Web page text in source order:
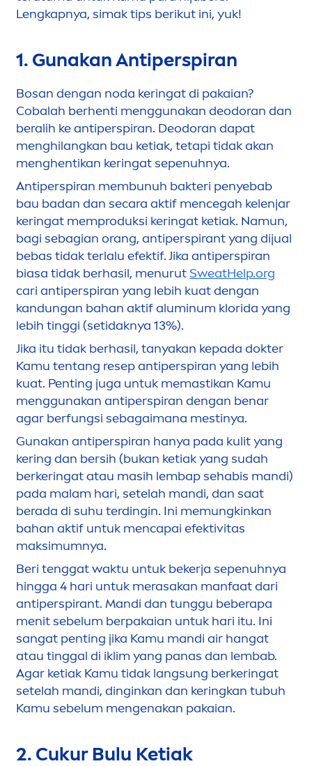
Lengkapnya, simak tips berikut ini, yuk!
1. Gunakan Antiperspiran
Bosan dengan noda keringat di pakaian?
Cobalah berhenti menggunakan deodoran dan
beralih ke antiperspiran. Deodoran dapat
menghilangkan bau ketiak, tetapi tidak akan
menghentikan keringat sepenuhnya.
Antiperspiran membunuh bakteri penyebab
bau badan dan secara aktif mencegah kelenjar
keringat memproduksi keringat ketiak. Namun,
bagi sebagian orang, antiperspirant yang dijual
bebas tidak terlalu efektif. Jika antiperspiran
biasa tidak berhasil, menurutSweatHelp.org
cari antiperspiran yang lebih kuat dengan
kandungan bahan aktif aluminum klorida yang
lebih tinggi (setidaknya 13%).
Jika itu tidak berhasil, tanyakan kepada dokter
Kamu tentang resep antiperspiran yang lebih
kuat. Penting juga untuk memastikan Kamu
menggunakan antiperspiran dengan benar
agar berfungsi sebagaimana mestinya.
Gunakan antiperspiran hanya pada kulit yang
kering dan bersih (bukan ketiak yang sudah
berkeringat atau masih lembap sehabis mandi)
pada malam hari, setelah mandi, dan saat
berada di suhu terdingin. Ini memungkinkan
bahan aktif untuk mencapai efektivitas
maksimumnya.
Beri tenggat waktu untuk bekerja sepenuhnya
hingga 4 hari untuk merasakan manfaat dari
antiperspirant. Mandi dan tunggu beberapa
menit sebelum berpakaian untuk hari itu. Ini
sangat penting jika Kamu mandi air hangat
atau tinggal di iklim yang panas dan lembab.
Agar ketiak Kamu tidak langsung berkeringat
setelah mandi, dinginkan dan keringkan tubuh
Kamu sebelum mengenakan pakaian.
2. Cukur Bulu Ketiak